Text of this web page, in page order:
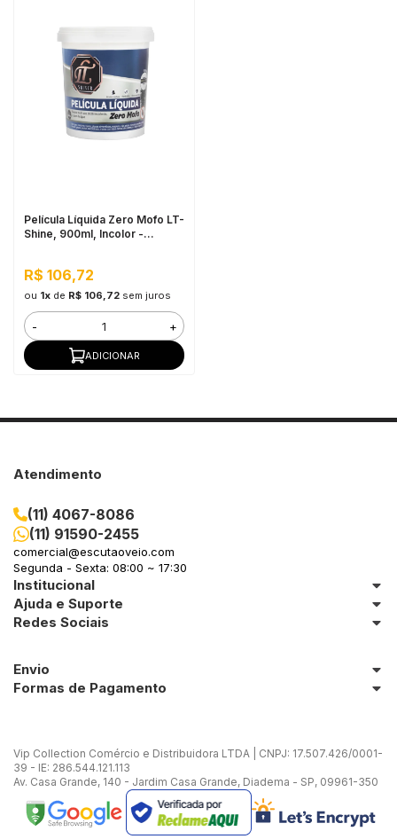
Película Líquida Zero Mofo LT-
Shine, 900ml, Incolor -
R$ 106,72
ou 1xde R$ 106,72 sem juros
- +
ADICIONAR
Atendimento
(11) 4067-8086
(11) 91590-2455
comercial@escutaoveio.com
Segunda - Sexta: 08:00 ~ 17:30
Institucional
Ajuda e Suporte
Redes Sociais
Envio
Formas de Pagamento
Vip Collection Comércio e Distribuidora LTDA | CNPJ: 17.507.426/0001-
39 - IE: 286.544.121.113
Av. Casa Grande, 140 - Jardim Casa Grande, Diadema - SP, 09961-350